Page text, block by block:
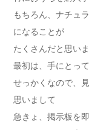
もちろん、ナチュ
になることが
たくさんだと思いま
最初は、手にとっ
せっかくなので、
思いまして
急きょ、掲示板を